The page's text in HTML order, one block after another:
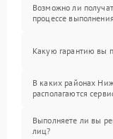
Возможно ли
процессе
Какую гарантию вы
В каких районах
располагаются
Выполняете ли вы
лиц?